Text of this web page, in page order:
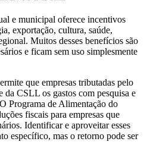
e municipal oferece incentivos
exportação, cultura, saúde,
Muitos desses benefícios são
e ficam sem uso simplesmente
que empresas tributadas pelo
CSLL os gastos com pesquisa e
Programa de Alimentação do
fiscais para empresas que
Identificar e aproveitar esses
específico, mas o retorno pode ser